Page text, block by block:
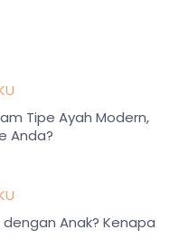
Tipe Ayah Modern,
Anda?
Anak? Kenapa